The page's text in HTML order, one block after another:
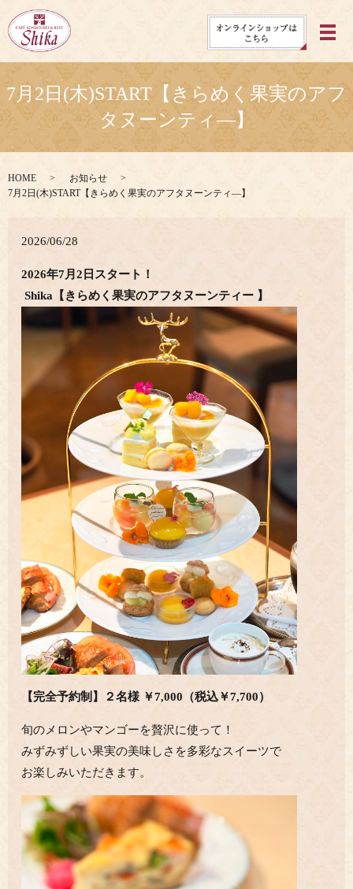
メ
7月2日(木)START【きらめく果実のアフ
タヌーンティ―】
HOME
お知らせ
7月2日(木)START【きらめく果実のアフタヌーンティ―】
2026/06/28
2026年7月2日スタート！
Shika【きらめく果実のアフタヌーンティー 】
【完全予約制】 ２名様 ￥7,000（税込￥7,700）
旬のメロンやマンゴーを贅沢に使って！
みずみずしい果実の美味しさを多彩なスイーツで
お楽しみいただきます。